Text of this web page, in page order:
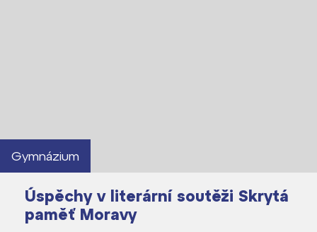
Gymnázium
Úspěchy v literární soutěži Skrytá
paměť Moravy